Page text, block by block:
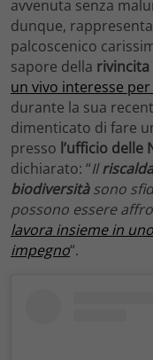
avvenuta senza
dunque,
palcoscenico
sapore della rivincita
un vivo interesse
durante la sua
dimenticato di fare
presso l’ufficio delle
dichiarato: “Il
biodiversitàsono
possono essere
lavora insieme in
impegno“.